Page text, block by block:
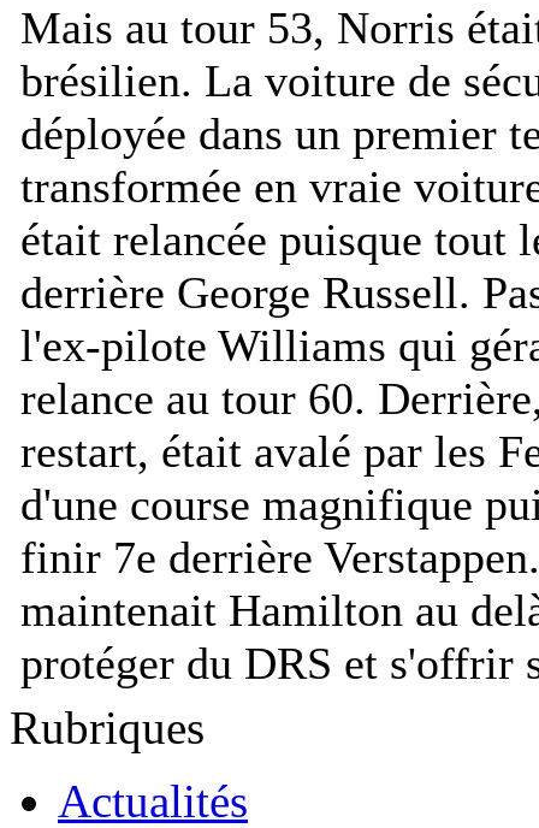
Mais au tour 53, Norris
brésilien. La voiture de
déployée dans un premier
transformée en vraie
était relancée puisque tout
derrière George Russell.
l'ex-pilote Williams qui
relance au tour 60.
restart, était avalé par les
d'une course magnifique
finir 7e derrière
maintenait Hamilton au
protéger du DRS et s'offrir
Rubriques
Actualités